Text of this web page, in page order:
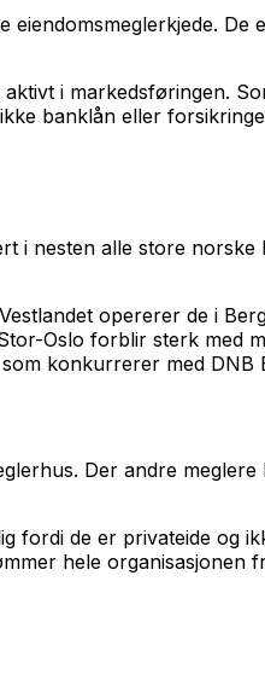
i markedsføringen.
banklån eller
nesten alle store
opererer de i
Oslo forblir sterk med
konkurrerer med DNB
Der andre
de er privateide og
hele organisasjonen